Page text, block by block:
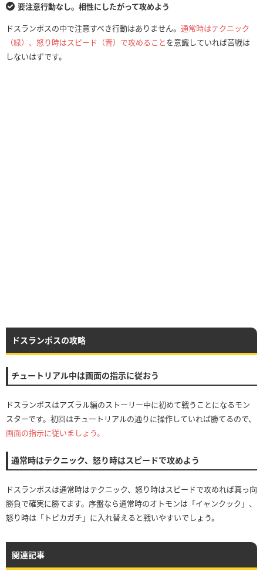
要注意行動なし。相性にしたがって攻めよう
ドスランポスの中で注意すべき行動はありません。 通常時はテクニック
（緑）、怒り時はスピード（青）で攻めることを意識していれば苦戦は
しないはずです。
ドスランポスの攻略
チュートリアル中は画面の指示に従おう
ドスランポスはアズラル編のストーリー中に初めて戦うことになるモン
スターです。初回はチュートリアルの通りに操作していれば勝てるので、
画面の指示に従いましょう。
通常時はテクニック、怒り時はスピードで攻めよう
ドスランポスは通常時はテクニック、怒り時はスピードで攻めれば真っ向
勝負で確実に勝てます。序盤なら通常時のオトモンは「イャンクック」、
怒り時は「トビカガチ」に入れ替えると戦いやすいでしょう。
関連記事